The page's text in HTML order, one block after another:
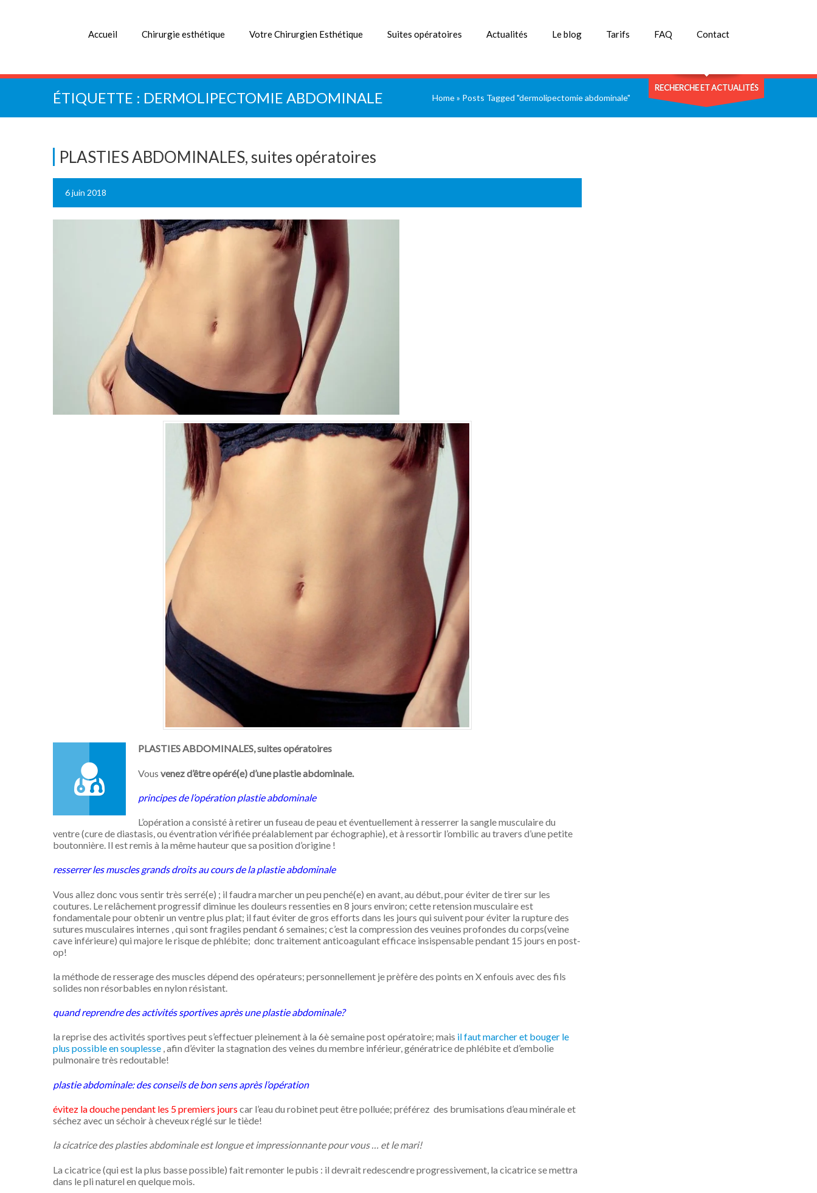
Accueil Chirurgie esthétique Votre Chirurgien Esthétique Suites opératoires Actualités Le blog Tarifs FAQ Contact
RECHERCHE ET ACTUALITÉS
ÉTIQUETTE : DERMOLIPECTOMIE ABDOMINALE Home» Posts Tagged "dermolipectomie abdominale"
PLASTIES ABDOMINALES, suites opératoires
6 juin 2018
PLASTIES ABDOMINALES, suites opératoires
Vous venez d’être opéré(e) d’une plastie abdominale.
principes de l’opération plastie abdominale
L’opération a consisté à retirer un fuseau de peau et éventuellement à resserrer la sangle musculaire du
ventre (cure de diastasis, ou éventration vérifiée préalablement par échographie), et à ressortir l’ombilic au travers d’une petite
boutonnière. Il est remis à la même hauteur que sa position d’origine !
resserrer les muscles grands droits au cours de la plastie abdominale
Vous allez donc vous sentir très serré(e) ; il faudra marcher un peu penché(e) en avant, au début, pour éviter de tirer sur les
coutures. Le relâchement progressif diminue les douleurs ressenties en 8 jours environ; cette retension musculaire est
fondamentale pour obtenir un ventre plus plat; il faut éviter de gros efforts dans les jours qui suivent pour éviter la rupture des
sutures musculaires internes , qui sont fragiles pendant 6 semaines; c’est la compression des veuines profondes du corps(veine
cave inférieure) qui majore le risque de phlébite; donc traitement anticoagulant efficace insispensable pendant 15 jours en post-
op!
la méthode de resserage des muscles dépend des opérateurs; personnellement je prèfère des points en X enfouis avec des fils
solides non résorbables en nylon résistant.
quand reprendre des activités sportives après une plastie abdominale?
la reprise des activités sportives peut s’effectuer pleinement à la 6è semaine post opératoire; mais il faut marcher et bouger le
plus possible en souplesse , afin d’éviter la stagnation des veines du membre inférieur, génératrice de phlébite et d’embolie
pulmonaire très redoutable!
plastie abdominale: des conseils de bon sens après l’opération
évitez la douche pendant les 5 premiers jours car l’eau du robinet peut être polluée; préférez des brumisations d’eau minérale et
séchez avec un séchoir à cheveux réglé sur le tiède!
la cicatrice des plasties abdominale est longue et impressionnante pour vous … et le mari!
La cicatrice (qui est la plus basse possible) fait remonter le pubis : il devrait redescendre progressivement, la cicatrice se mettra
dans le pli naturel en quelque mois.